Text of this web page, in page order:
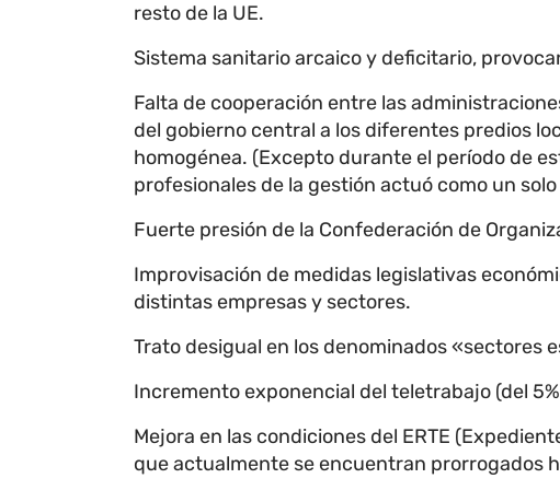
resto de la UE.
Sistema sanitario arcaico y deficitario,
Falta de cooperación entre las
del gobierno central a los diferentes predios
homogénea. (Excepto durante el período de
profesionales de la gestión actuó como un
Fuerte presión de la Confederación de
Improvisación de medidas legislativas
distintas empresas y sectores.
Trato desigual en los denominados «sectores
Incremento exponencial del teletrabajo (del
Mejora en las condiciones del ERTE
que actualmente se encuentran prorrogados